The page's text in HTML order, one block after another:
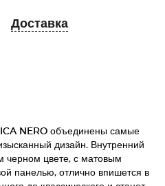
Доставка
NERO объединены самые
дизайн. Внутренний
черном цвете, с матовым
панелью, отлично впишется в